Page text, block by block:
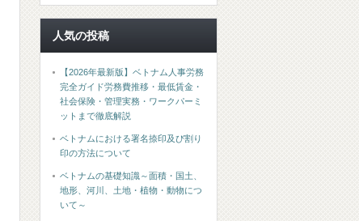
人気の投稿
【2026年最新版】ベトナム人事労務
完全ガイド労務費推移・最低賃金・
社会保険・管理実務・ワークパーミ
ットまで徹底解説
ベトナムにおける署名捺印及び割り
印の方法について
ベトナムの基礎知識～面積・国土、
地形、河川、土地・植物・動物につ
いて～